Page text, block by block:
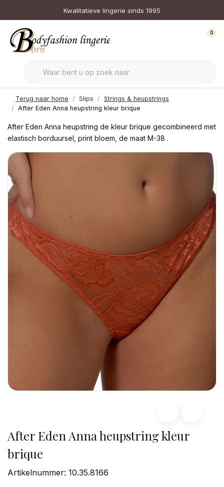
Kwalitatieve lingerie sinds 1995
0
Terug naar home Slips
Strings & heupstrings
After Eden Anna heupstring kleur brique
After Eden Anna heupstring de kleur brique gecombineerd met
elastisch borduursel, print bloem, de maat M-38 .
After Eden Anna heupstring kleur
brique
Artikelnummer: 10.35.8166